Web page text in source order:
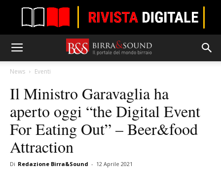
News Eventi
Il Ministro Garavaglia ha
aperto oggi “the Digital Event
For Eating Out” – Beer&food
Attraction
Di Redazione Birra&Sound - 12 Aprile 2021